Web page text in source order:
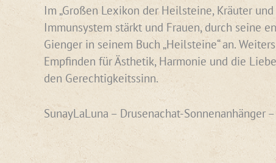
Im „Großen Lexikon der Heilsteine, Kräuter
Immunsystem stärkt und Frauen, durch seine
Gienger in seinem Buch „Heilsteine“ an.
Empfinden für Ästhetik, Harmonie und die
den Gerechtigkeitssinn.
SunayLaLuna – Drusenachat-Sonnenanhänger